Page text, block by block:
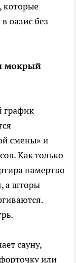
которые
оазис без
мокрый
график
смены» и
Как только
намертво
а шторы
сауну,
или